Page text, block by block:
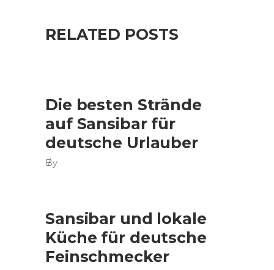
RELATED POSTS
Die besten Strände
auf Sansibar für
deutsche Urlauber
By
Sansibar und lokale
Küche für deutsche
Feinschmecker